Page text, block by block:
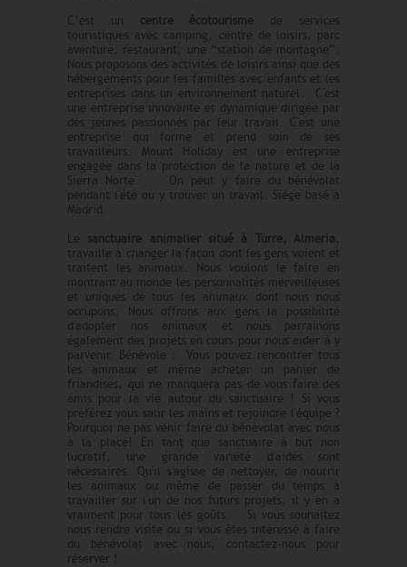
C’est un centre écotourisme de services
touristiques avec camping, centre de loisirs, parc
aventure, restaurant, une “station de montagne”.
Nous proposons des activités de loisirs ainsi que des
hébergements pour les familles avec enfants et les
entreprises dans un environnement naturel. C'est
une entreprise innovante et dynamique dirigée par
des jeunes passionnés par leur travail. C'est une
entreprise qui forme et prend soin de ses
travailleurs. Mount Holiday est une entreprise
engagée dans la protection de la nature et de la
Sierra Norte. On peut y faire du bénévolat
pendant l'été ou y trouver un travail. Siège basé à
Madrid.
Le sanctuaire animalier situé à Turre, Almeria,
travaille à changer la façon dont les gens voient et
traitent les animaux. Nous voulons le faire en
montrant au monde les personnalités merveilleuses
et uniques de tous les animaux dont nous nous
occupons. Nous offrons aux gens la possibilité
d'adopter nos animaux et nous parrainons
également des projets en cours pour nous aider à y
parvenir. Bénévole : Vous pouvez rencontrer tous
les animaux et même acheter un panier de
friandises, qui ne manquera pas de vous faire des
amis pour la vie autour du sanctuaire ! Si vous
préférez vous salir les mains et rejoindre l'équipe ?
Pourquoi ne pas venir faire du bénévolat avec nous
à la place! En tant que sanctuaire à but non
lucratif, une grande variété d'aides sont
nécessaires. Qu'il s'agisse de nettoyer, de nourrir
les animaux ou même de passer du temps à
travailler sur l'un de nos futurs projets, il y en a
vraiment pour tous les goûts. Si vous souhaitez
nous rendre visite ou si vous êtes intéressé à faire
du bénévolat avec nous, contactez-nous pour
réserver !